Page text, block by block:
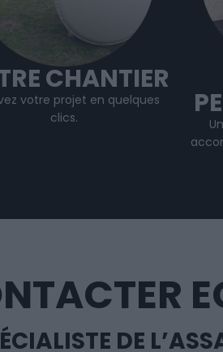
CHANTIER
votre projet en quelques
clics.
DE